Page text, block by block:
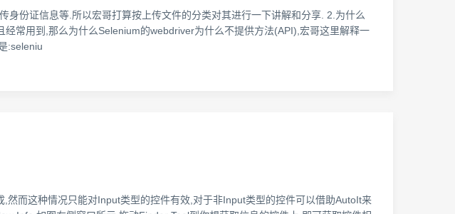
份证信息等.所以宏哥打算按上传文件的分类对其进行一下讲解和分享. 2.为什么
常用到,那么为什么Selenium的webdriver为什么不提供方法(API),宏哥这里解释一
:seleniu
而这种情况只能对Input类型的控件有效,对于非Input类型的控件可以借助AutoIt来